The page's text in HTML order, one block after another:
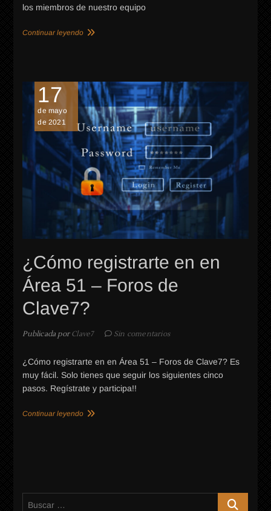
los miembros de nuestro equipo
Continuar leyendo
17
de mayo
de 2021
¿Cómo registrarte en en
Área 51 – Foros de
Clave7?
Publicada porClave7 Sin comentarios
¿Cómo registrarte en en Área 51 – Foros de Clave7? Es
muy fácil. Solo tienes que seguir los siguientes cinco
pasos. Regístrate y participa!!
Continuar leyendo
Buscar